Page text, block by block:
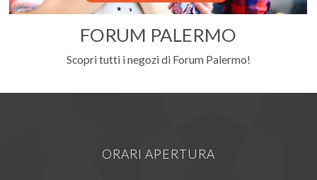
FORUM PALERMO
Scopri tutti i negozi di Forum Palermo!
ORARI APERTURA